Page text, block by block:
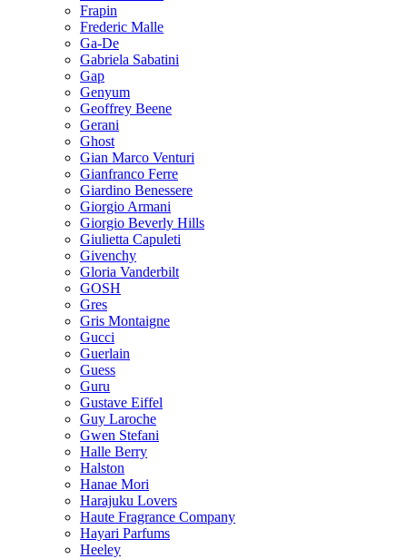
Frapin
Frederic Malle
Ga-De
Gabriela Sabatini
Gap
Genyum
Geoffrey Beene
Gerani
Ghost
Gian Marco Venturi
Gianfranco Ferre
Giardino Benessere
Giorgio Armani
Giorgio Beverly Hills
Giulietta Capuleti
Givenchy
Gloria Vanderbilt
GOSH
Gres
Gris Montaigne
Gucci
Guerlain
Guess
Guru
Gustave Eiffel
Guy Laroche
Gwen Stefani
Halle Berry
Halston
Hanae Mori
Harajuku Lovers
Haute Fragrance Company
Hayari Parfums
Heeley